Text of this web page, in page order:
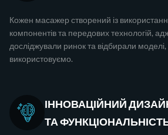
Кожен масажер створений із
компонентів та передових технологій,
досліджували ринок та відбирали моделі,
використовуємо.
ІННОВАЦІЙНИЙ
ТА